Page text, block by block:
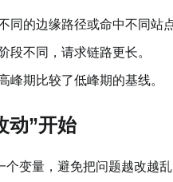
同的边缘路径或命中不同站
段不同，请求链路更长。
峰期比较了低峰期的基线。
动”开始
个变量，避免把问题越改越